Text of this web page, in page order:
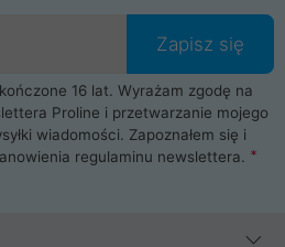
Zapisz się
16 lat. Wyrażam zgodę na
Proline i przetwarzanie mojego
wiadomości. Zapoznałem się i
regulaminu newslettera.